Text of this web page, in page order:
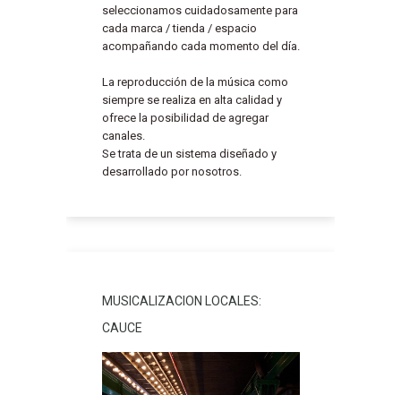
seleccionamos cuidadosamente para
cada marca / tienda / espacio
acompañando cada momento del día.
La reproducción de la música como
siempre se realiza en alta calidad y
ofrece la posibilidad de agregar
canales.
Se trata de un sistema diseñado y
desarrollado por nosotros.
MUSICALIZACION LOCALES:
CAUCE